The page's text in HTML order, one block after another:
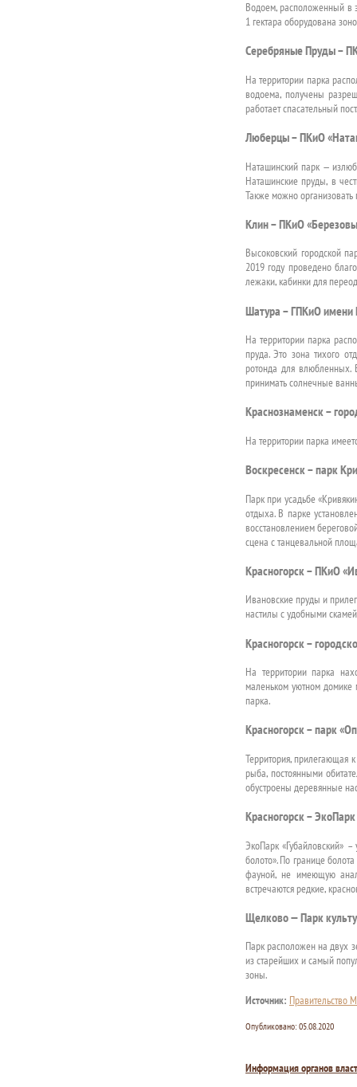
Водоем, расположенный в
1 гектара оборудована
Серебряные Пруды –
На территории парка
водоема, получены
работает спасательный пост.
Люберцы – ПКиО
Наташинский парк —
Наташинские пруды, в
Также можно организовать
Клин – ПКиО
Высоковский городской
2019 году проведено
лежаки, кабинки для
Шатура – ГПКиО имени
На территории парка
пруда. Это зона тихого
ротонда для влюбленных.
принимать солнечные
Краснознаменск –
На территории парка
Воскресенск – парк
Парк при усадьбе
отдыха. В парке
восстановлением
сцена с танцевальной
Красногорск – ПКиО
Ивановские пруды и
настилы с удобными
Красногорск –
На территории парка
маленьком уютном домике
парка.
Красногорск – парк
Территория, прилегающая
рыба, постоянными
обустроены деревянные
Красногорск –
ЭкоПарк «Губайловский»
болото». По границе
фауной, не имеющую
встречаются редкие,
Щелково — Парк
Парк расположен на двух
из старейших и самый
зоны.
Источник: Правительство
Опубликовано: 05.08.2020
Информация органов